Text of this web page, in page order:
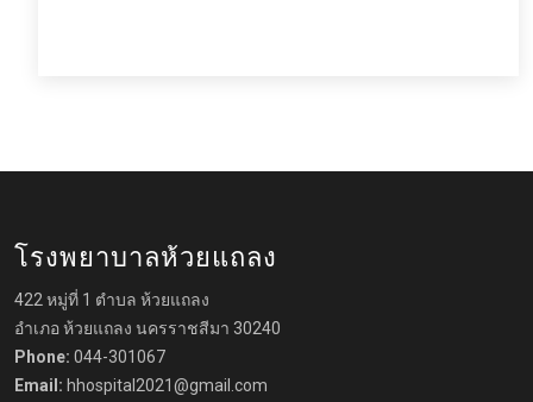
โรงพยาบาลห้วยแถลง
422 หมู่ที่ 1 ตำบล ห้วยแถลง
อำเภอ ห้วยแถลง นครราชสีมา 30240
Phone: 044-301067
Email: hhospital2021@gmail.com